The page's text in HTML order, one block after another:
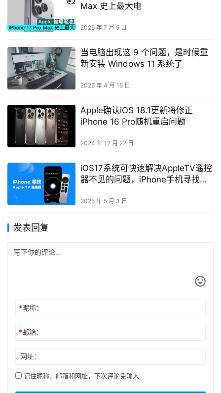
Max 史上最大电
2025 年 7 月 5 日
当电脑出现这 9 个问题，是时候重
新安装 Windows 11 系统了
2025 年 4 月 15 日
Apple确认iOS 18.1更新将修正
iPhone 16 Pro随机重启问题
2024 年 12 月 22 日
iOS17系统可快速解决AppleTV遥控
器不见的问题，iPhone手机寻找
2025 年 5 月 3 日
发表回复
*昵称：
*邮箱：
网址：
记住昵称、邮箱和网址，下次评论免输入